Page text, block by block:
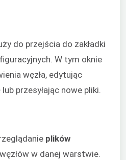
do przejścia do zakładki
W tym oknie
węzła, edytując
przesyłając nowe pliki.
plików
w danej warstwie.